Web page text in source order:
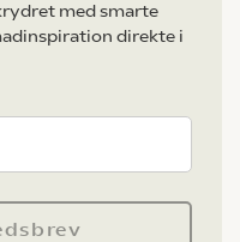
med smarte
direkte i